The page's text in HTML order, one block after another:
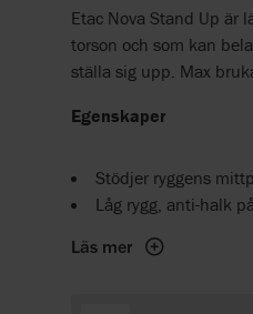
Etac Nova Stand Up är
torson och som kan
ställa sig upp. Max
Egenskaper
Stödjer ryggens
Låg rygg, anti-halk
Läs mer